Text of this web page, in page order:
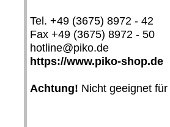
Tel. +49 (3675) 8972 - 42
Fax +49 (3675) 8972 - 50
hotline@piko.de
https://www.piko-shop.de
Achtung! Nicht geeignet